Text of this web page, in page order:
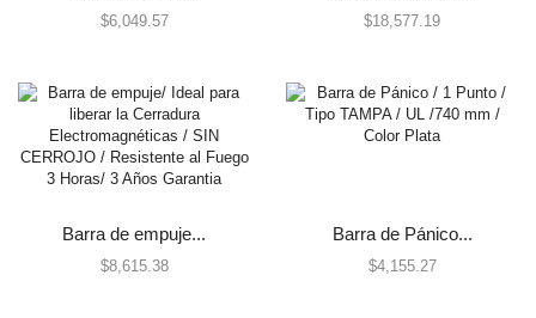
Lutron Caseta Wireless
Relevadores WiFi
Termostatos
Cables
Todos
Centrales de Monitoreo
Centrales de Monitoreo de Alarmas
$6,049.57 $18,577.19
Barra de empuje...
$8,615.38
Barra de Pánico...
$4,155.27